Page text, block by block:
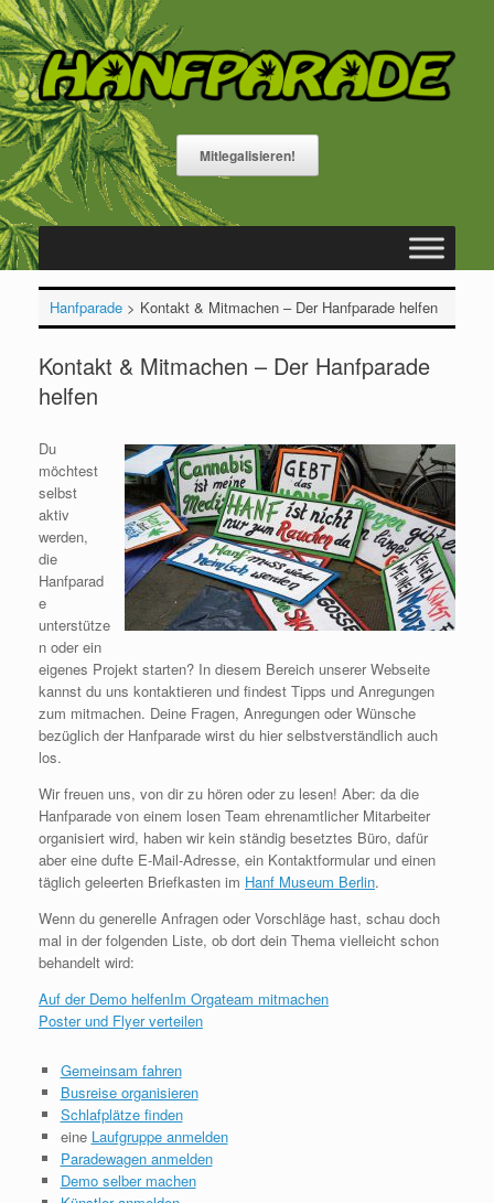
Zum
Inhalt
springen
Mitlegalisieren!
Hanfparade> Kontakt & Mitmachen – Der Hanfparade helfen
Kontakt & Mitmachen – Der Hanfparade
helfen
Du
möchtest
selbst
aktiv
werden,
die
Hanfparad
e
unterstütze
n oder ein
eigenes Projekt starten? In diesem Bereich unserer Webseite
kannst du uns kontaktieren und findest Tipps und Anregungen
zum mitmachen. Deine Fragen, Anregungen oder Wünsche
bezüglich der Hanfparade wirst du hier selbstverständlich auch
los.
Wir freuen uns, von dir zu hören oder zu lesen! Aber: da die
Hanfparade von einem losen Team ehrenamtlicher Mitarbeiter
organisiert wird, haben wir kein ständig besetztes Büro, dafür
aber eine dufte E-Mail-Adresse, ein Kontaktformular und einen
täglich geleerten Briefkasten im Hanf Museum Berlin.
Wenn du generelle Anfragen oder Vorschläge hast, schau doch
mal in der folgenden Liste, ob dort dein Thema vielleicht schon
behandelt wird:
Auf der Demo helfenIm Orgateam mitmachen
Poster und Flyer verteilen
Gemeinsam fahren
Busreise organisieren
Schlafplätze finden
eine Laufgruppe anmelden
Paradewagen anmelden
Demo selber machen